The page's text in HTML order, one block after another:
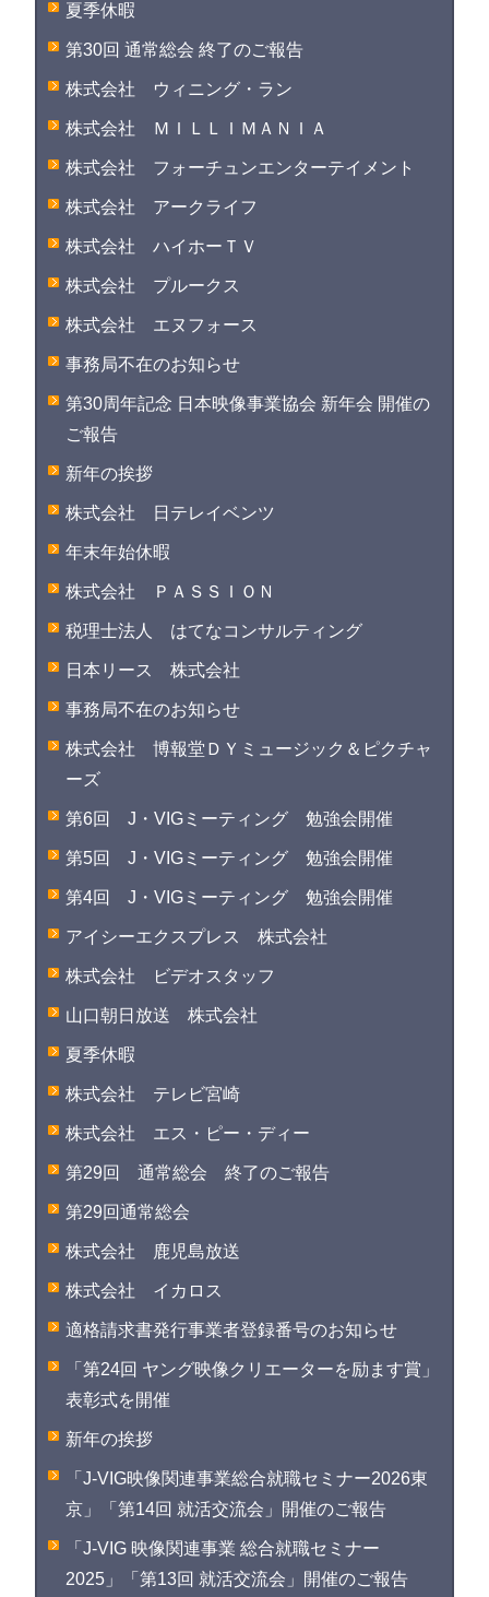
夏季休暇
第30回 通常総会 終了のご報告
株式会社 ウィニング・ラン
株式会社 ＭＩＬＬＩＭＡＮＩＡ
株式会社 フォーチュンエンターテイメント
株式会社 アークライフ
株式会社 ハイホーＴＶ
株式会社 プルークス
株式会社 エヌフォース
事務局不在のお知らせ
第30周年記念 日本映像事業協会 新年会 開催の
ご報告
新年の挨拶
株式会社 日テレイベンツ
年末年始休暇
株式会社 ＰＡＳＳＩＯＮ
税理士法人 はてなコンサルティング
日本リース 株式会社
事務局不在のお知らせ
株式会社 博報堂ＤＹミュージック＆ピクチャ
ーズ
第6回 J・VIGミーティング 勉強会開催
第5回 J・VIGミーティング 勉強会開催
第4回 J・VIGミーティング 勉強会開催
アイシーエクスプレス 株式会社
株式会社 ビデオスタッフ
山口朝日放送 株式会社
夏季休暇
株式会社 テレビ宮崎
株式会社 エス・ピー・ディー
第29回 通常総会 終了のご報告
第29回通常総会
株式会社 鹿児島放送
株式会社 イカロス
適格請求書発行事業者登録番号のお知らせ
「第24回 ヤング映像クリエーターを励ます賞」
表彰式を開催
新年の挨拶
「J-VIG映像関連事業総合就職セミナー2026東
京」「第14回 就活交流会」開催のご報告
「J-VIG 映像関連事業 総合就職セミナー
2025」「第13回 就活交流会」開催のご報告